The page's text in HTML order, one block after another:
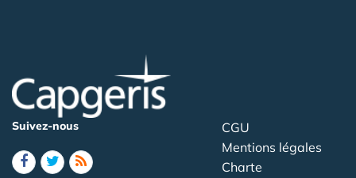
Suivez-nous
CGU
Mentions légales
Charte